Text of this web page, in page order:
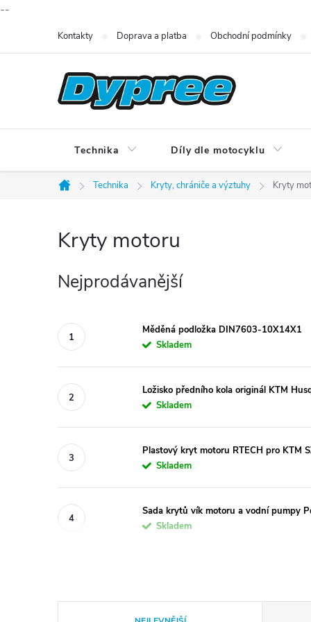
--
Kontakty Doprava a platba Obchodní podmínky
Technika Díly dle motocyklu
Domů
Technika Kryty, chrániče a výztuhy Kryty
Kryty motoru
Nejprodávanější
Měděná podložka DIN7603-10X14X1
Skladem
Ložisko předního kola originál KTM
Skladem
Plastový kryt motoru RTECH pro KTM
Skladem
Sada krytů vík motoru a vodní pumpy
Skladem